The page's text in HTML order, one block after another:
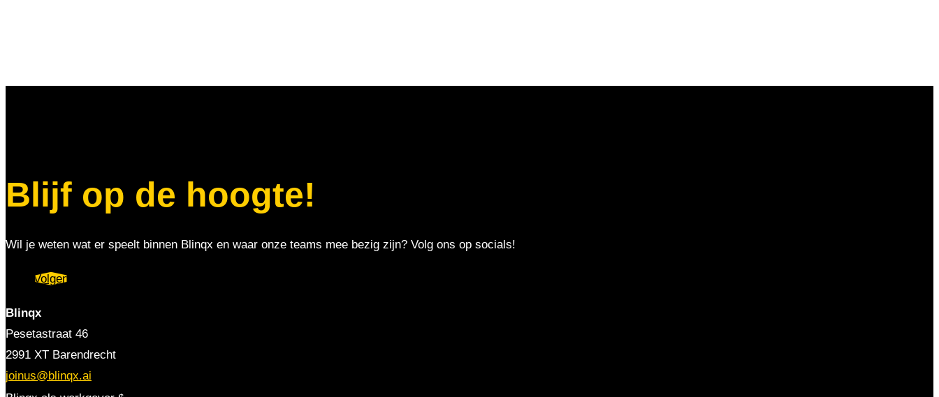
Blijf op de hoogte!
Wil je weten wat er speelt binnen Blinqx en waar onze teams mee bezig zijn? Volg ons op socials!
Volgen
Blinqx
Pesetastraat 46
2991 XT Barendrecht
joinus@blinqx.ai